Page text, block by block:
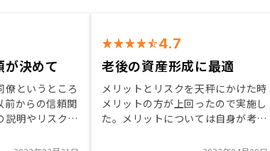
が決めて
僚というところ
前からの信頼関
説明やリスク内
での運用がな
4.7
老後の資産形成に最適
メリットとリスクを天秤にかけた時
メリットの方が上回ったので実施し
た。メリットについては自身が考え
形成の一環としては良い方法だと思